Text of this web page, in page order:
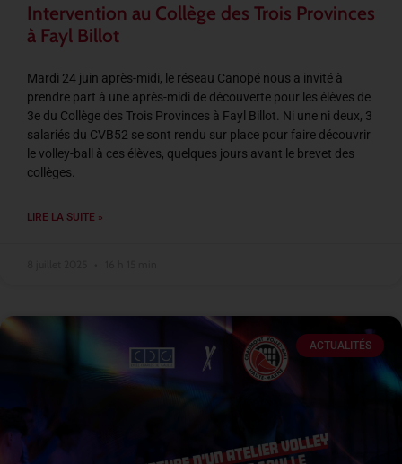
Intervention au Collège des Trois Provinces
à Fayl Billot
Mardi 24 juin après-midi, le réseau Canopé nous a invité à
prendre part à une après-midi de découverte pour les élèves de
3e du Collège des Trois Provinces à Fayl Billot. Ni une ni deux, 3
salariés du CVB52 se sont rendu sur place pour faire découvrir
le volley-ball à ces élèves, quelques jours avant le brevet des
collèges.
LIRE LA SUITE »
ACTUALITÉS